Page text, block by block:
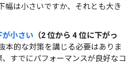
幅は小さいですか、それとも大き
が小さい （2 位から 4 位に下がっ
本的な対策を講じる必要はありま
すでにパフォーマンスが良好なコ